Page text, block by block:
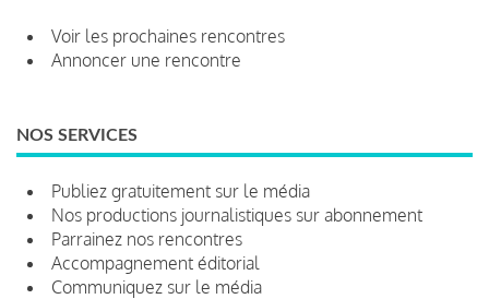
Voir les prochaines rencontres
Annoncer une rencontre
NOS SERVICES
Publiez gratuitement sur le média
Nos productions journalistiques sur abonnement
Parrainez nos rencontres
Accompagnement éditorial
Communiquez sur le média